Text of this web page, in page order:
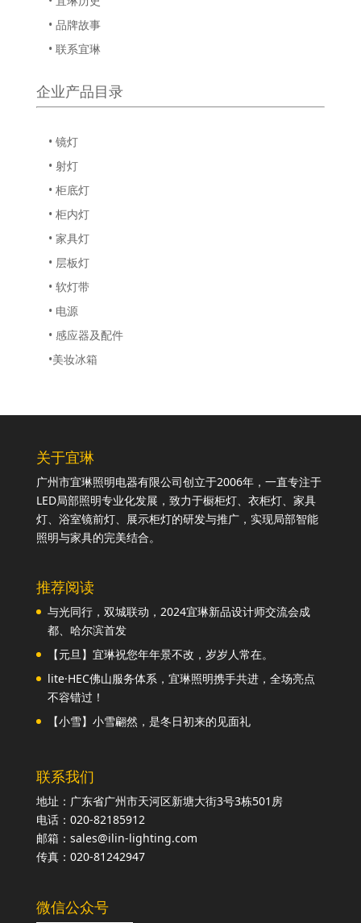
• 品牌故事
• 联系宜琳
企业产品目录
• 镜灯
• 射灯
• 柜底灯
• 柜内灯
• 家具灯
• 层板灯
• 软灯带
• 电源
• 感应器及配件
•美妆冰箱
关于宜琳
广州市宜琳照明电器有限公司创立于2006年，一直专注于
LED局部照明专业化发展，致力于橱柜灯、衣柜灯、家具
灯、浴室镜前灯、展示柜灯的研发与推广，实现局部智能
照明与家具的完美结合。
推荐阅读
与光同行，双城联动，2024宜琳新品设计师交流会成
都、哈尔滨首发
【元旦】宜琳祝您年年景不改，岁岁人常在。
lite·HEC佛山服务体系，宜琳照明携手共进，全场亮点
不容错过！
【小雪】小雪翩然，是冬日初来的见面礼
联系我们
地址：广东省广州市天河区新塘大街3号3栋501房
电话：020-82185912
邮箱：sales@ilin-lighting.com
传真：020-81242947
微信公众号